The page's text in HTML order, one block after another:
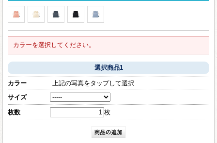
カラーを選択してください。
選択商品1
カラー
上記の写真をタップして選択
サイズ
枚数 枚